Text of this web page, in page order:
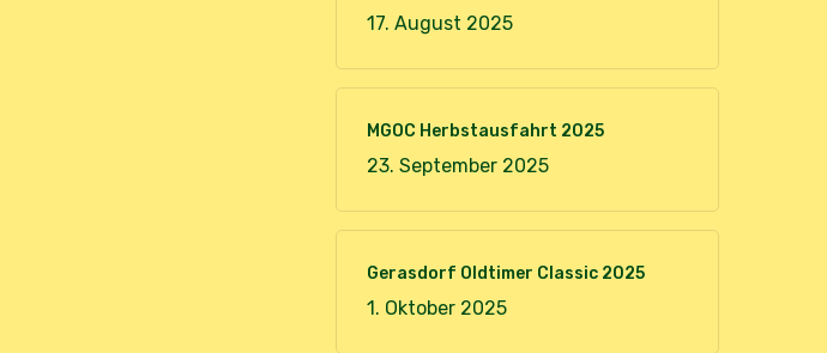
17. August 2025
MGOC Herbstausfahrt 2025
23. September 2025
Gerasdorf Oldtimer Classic 2025
1. Oktober 2025